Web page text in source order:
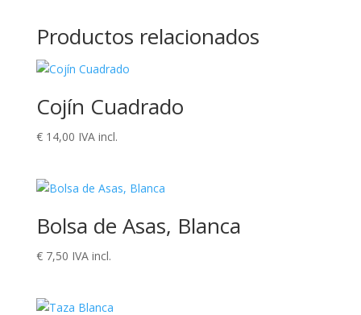
Productos relacionados
Cojín Cuadrado
€14,00 IVA incl.
Bolsa de Asas, Blanca
€7,50 IVA incl.